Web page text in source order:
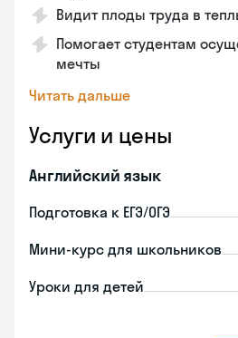
Видит плоды труда в
Помогает студентам
мечты
Читать дальше
Услуги и цены
Английский язык
Подготовка к ЕГЭ/ОГЭ
Мини-курс для школьников
Уроки для детей